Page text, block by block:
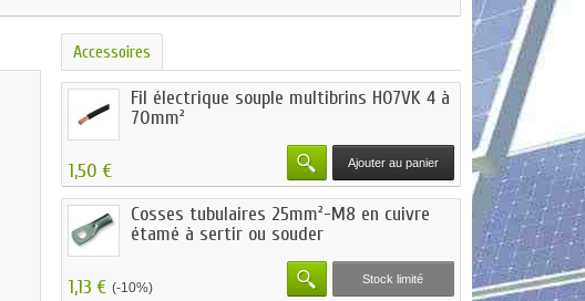
Accessoires
Fil électrique souple multibrins H07VK 4 à
70mm²
1,50 € Ajouter au panier
Cosses tubulaires 25mm²-M8 en cuivre
étamé à sertir ou souder
1,13 € (-10%)
Stock limité